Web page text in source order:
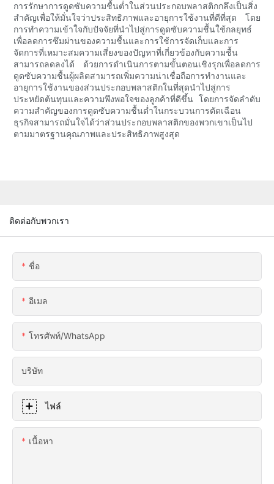
การรักษาการดูดซับความชื้นต่ำในส่วนประกอบพลาสติกกลึงเป็นสิ่ง
สำคัญเพื่อให้มั่นใจว่าประสิทธิภาพและอายุการใช้งานที่ดีที่สุด โดย
การทำความเข้าใจกับปัจจัยที่นำไปสู่การดูดซับความชื้นใช้กลยุทธ์
เพื่อลดการซึมผ่านของความชื้นและการใช้การจัดเก็บและการ
จัดการที่เหมาะสมความเสี่ยงของปัญหาที่เกี่ยวข้องกับความชื้น
สามารถลดลงได้ ด้วยการดำเนินการตามขั้นตอนเชิงรุกเพื่อลดการ
ดูดซับความชื้นผู้ผลิตสามารถเพิ่มความน่าเชื่อถือการทำงานและ
อายุการใช้งานของส่วนประกอบพลาสติกในที่สุดนำไปสู่การ
ประหยัดต้นทุนและความพึงพอใจของลูกค้าที่ดีขึ้น โดยการจัดลำดับ
ความสำคัญของการดูดซับความชื้นต่ำในกระบวนการตัดเฉือน
ธุรกิจสามารถมั่นใจได้ว่าส่วนประกอบพลาสติกของพวกเขาเป็นไป
ตามมาตรฐานคุณภาพและประสิทธิภาพสูงสุด
ติดต่อกับพวกเรา
ชื่อ
อีเมล
โทรศัพท์/WhatsApp
บริษัท
ไฟล์
เนื้อหา